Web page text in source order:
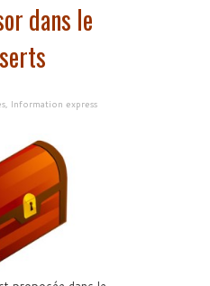
dans le
, Information express